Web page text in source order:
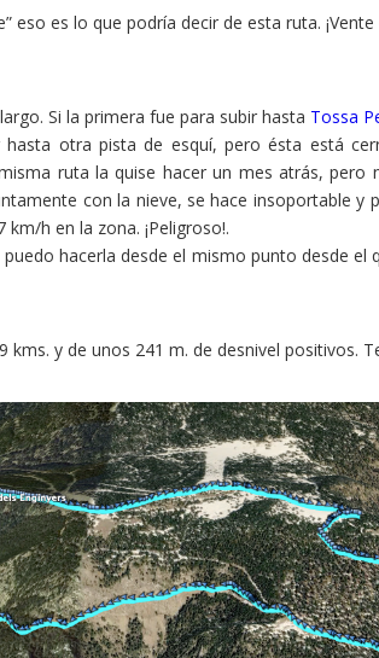
eso es lo que podría decir de esta ruta.
Si la primera fue para subir hasta Tossa
otra pista de esquí, pero ésta está
ruta la quise hacer un mes atrás,
con la nieve, se hace insoportable y
h en la zona. ¡Peligroso!.
hacerla desde el mismo punto desde
kms. y de unos 241 m. de desnivel positivos.
Twitter Pinterest